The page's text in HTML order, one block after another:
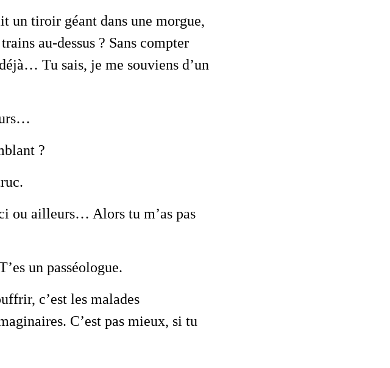
un tiroir géant dans une morgue,
au-dessus ? Sans compter
Tu sais, je me souviens d’un
?
ou ailleurs… Alors tu m’as pas
un passéologue.
c’est les malades
C’est pas mieux, si tu